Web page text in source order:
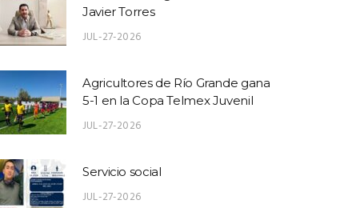
Javier Torres
JUL-27-2026
Agricultores de Río Grande gana
5-1 en la Copa Telmex Juvenil
JUL-27-2026
Servicio social
JUL-27-2026